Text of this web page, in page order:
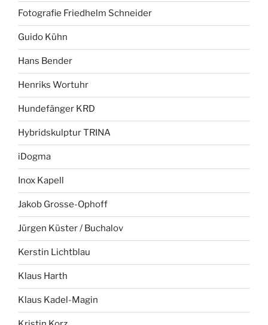
Fotografie Friedhelm Schneider
Guido Kühn
Hans Bender
Henriks Wortuhr
Hundefänger KRD
Hybridskulptur TRINA
iDogma
Inox Kapell
Jakob Grosse-Ophoff
Jürgen Küster / Buchalov
Kerstin Lichtblau
Klaus Harth
Klaus Kadel-Magin